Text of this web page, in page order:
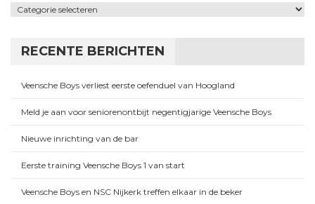
Categorieën
RECENTE BERICHTEN
Veensche Boys verliest eerste oefenduel van Hoogland
Meld je aan voor seniorenontbijt negentigjarige Veensche Boys
Nieuwe inrichting van de bar
Eerste training Veensche Boys 1 van start
Veensche Boys en NSC Nijkerk treffen elkaar in de beker